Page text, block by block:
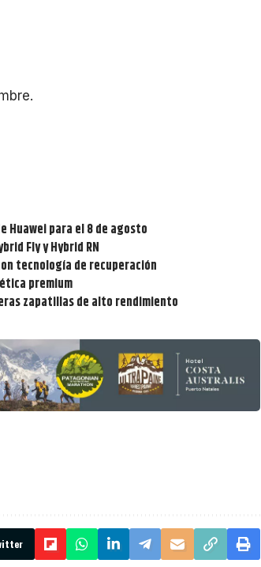
Huawei para el 8 de agosto
Fly y Hybrid RN
tecnología de recuperación
premium
zapatillas de alto rendimiento